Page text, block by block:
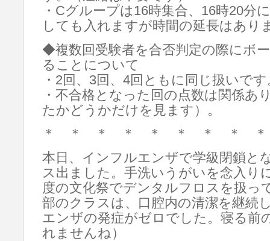
・Cグループは16時集合、16時20分
しても入れますが時間の延長はあり
◆複数回受験者を合否判定の際にボ
ることについて
・2回、3回、4回ともに同じ扱いです
・不合格となった回の点数は関係あ
たかどうかだけを見ます）。
＊ ＊ ＊ ＊ ＊ ＊ ＊ ＊
本日、インフルエンザで学級閉鎖と
ス出ました。手洗いうがいを念入り
度の文化祭でデンタルフロスを扱っ
部のクラスは、口腔内の清潔を継続
エンザの発症がゼロでした。寝る前
れませんね）